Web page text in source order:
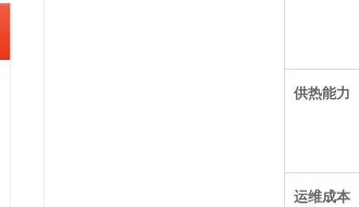
供热能力
运维成本